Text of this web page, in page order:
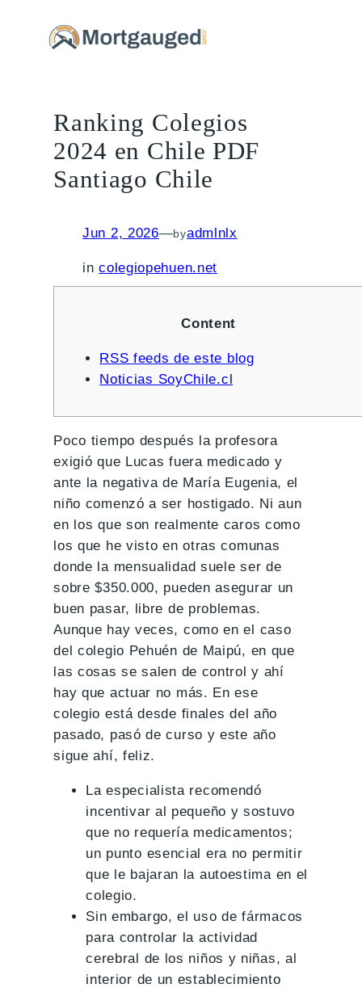
Ranking Colegios
2024 en Chile PDF
Santiago Chile
Jun 2, 2026—byadmlnlx
incolegiopehuen.net
Content
RSS feeds de este blog
Noticias SoyChile.cl
Poco tiempo después la profesora
exigió que Lucas fuera medicado y
ante la negativa de María Eugenia, el
niño comenzó a ser hostigado. Ni aun
en los que son realmente caros como
los que he visto en otras comunas
donde la mensualidad suele ser de
sobre $350.000, pueden asegurar un
buen pasar, libre de problemas.
Aunque hay veces, como en el caso
del colegio Pehuén de Maipú, en que
las cosas se salen de control y ahí
hay que actuar no más. En ese
colegio está desde finales del año
pasado, pasó de curso y este año
sigue ahí, feliz.
La especialista recomendó
incentivar al pequeño y sostuvo
que no requería medicamentos;
un punto esencial era no permitir
que le bajaran la autoestima en el
colegio.
Sin embargo, el uso de fármacos
para controlar la actividad
cerebral de los niños y niñas, al
interior de un establecimiento